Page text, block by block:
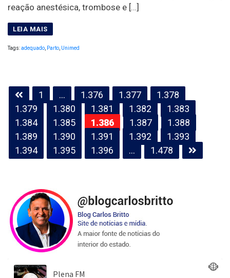
reação anestésica, trombose e […]
Tags:adequado Parto Unimed
Paginação
de
posts
1 … 1.376 1.377
1.378
1.379
1.380 1.381 1.382
1.383
1.384
1.385 1.386 1.387
1.388
1.389
1.390 1.391 1.392
1.393
1.394
1.395 1.396 … 1.478